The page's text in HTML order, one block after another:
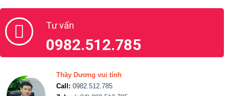
0982.512.785
Thầy Dương vui tính
Chat với thầy Dương